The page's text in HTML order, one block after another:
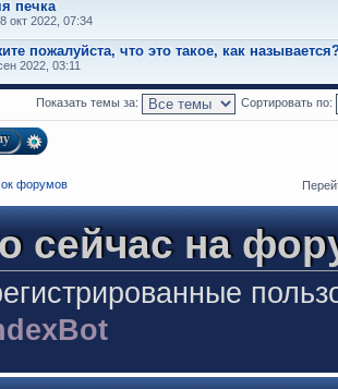
печка
окт 2022, 07:34
пожалуйста, что это такое, как
2022, 03:11
Показать темы за: Сортировать по:
форумов
сейчас на